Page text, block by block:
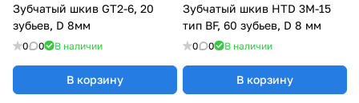
Зубчатый шкив GT2-6, 20
зубьев, D 8мм
0 0 В наличии
В корзину
Зубчатый шкив HTD 3M-15
тип BF, 60 зубьев, D 8 мм
0 0 В наличии
В корзину